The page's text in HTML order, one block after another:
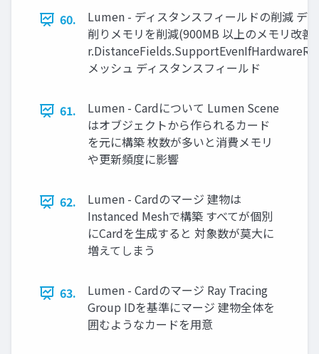
60.
Lumen - ディスタンスフィールドの削減 デ
削りメモリを削減(900MB 以上のメモリ改善)
メッシュ ディスタンスフィールド
61.
Lumen - Cardについて Lumen Scene
はオブジェクトから作られるカード
を元に構築 枚数が多いと消費メモリ
や更新頻度に影響
62.
Lumen - Cardのマージ 建物は
Instanced Meshで構築 すべてが個別
にCardを生成すると 対象数が莫大に
増えてしまう
63.
Lumen - Cardのマージ Ray Tracing
Group IDを基準にマージ 建物全体を
囲むようなカードを用意